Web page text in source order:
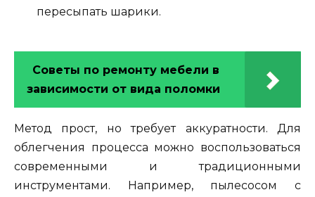
пересыпать шарики.
Советы по ремонту мебели в
зависимости от вида поломки
Метод прост, но требует аккуратности. Для
облегчения процесса можно воспользоваться
современными и традиционными
инструментами. Например, пылесосом с